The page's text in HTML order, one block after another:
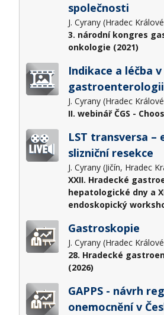
společnosti
J. Cyrany (Hradec
3. národní kongres
onkologie (2021)
Indikace a léčba v
gastroenterologii
J. Cyrany (Hradec
II. webinář ČGS -
LST transversa –
slizniční resekce
J. Cyrany (Jičín, Hradec
XXII. Hradecké
hepatologické dny a
endoskopický
Gastroskopie
J. Cyrany (Hradec
28. Hradecké
(2026)
GAPPS - návrh
onemocnění v